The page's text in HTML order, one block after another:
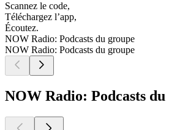
Scannez le code,
Téléchargez l’app,
Écoutez.
NOW Radio: Podcasts du groupe
NOW Radio: Podcasts du groupe
NOW Radio: Podcasts du